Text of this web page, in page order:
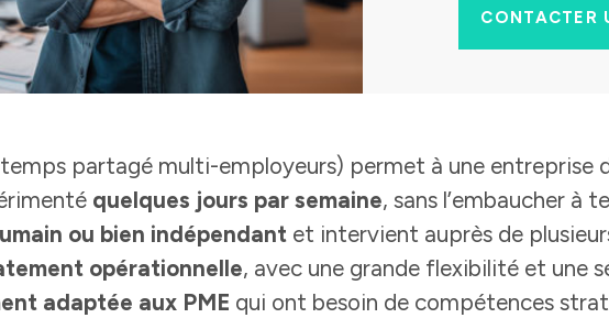
CONTACTER
partagé multi-employeurs) permet à une entreprise
quelques jours par semaine, sans l’embaucher à
ou bien indépendant et intervient auprès de
opérationnelle, avec une grande flexibilité et une
adaptée aux PME qui ont besoin de compétences